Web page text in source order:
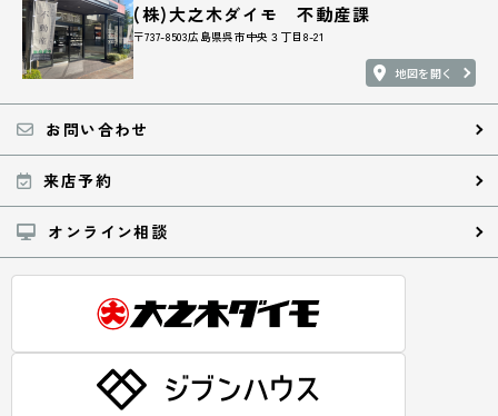
(株)大之木ダイモ 不動産課
〒737-8503広島県呉市中央３丁目8-21
地図を開く
お問い合わせ
来店予約
オンライン相談